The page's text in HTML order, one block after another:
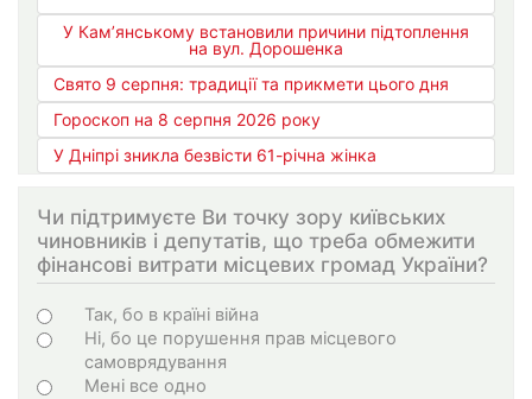
У Кам’янському встановили причини підтоплення
на вул. Дорошенка
Свято 9 серпня: традиції та прикмети цього дня
Гороскоп на 8 серпня 2026 року
У Дніпрі зникла безвісти 61-річна жінка
Чи підтримуєте Ви точку зору київських
чиновників і депутатів, що треба обмежити
фінансові витрати місцевих громад України?
Choices
Так, бо в країні війна
Ні, бо це порушення прав місцевого
самоврядування
Мені все одно